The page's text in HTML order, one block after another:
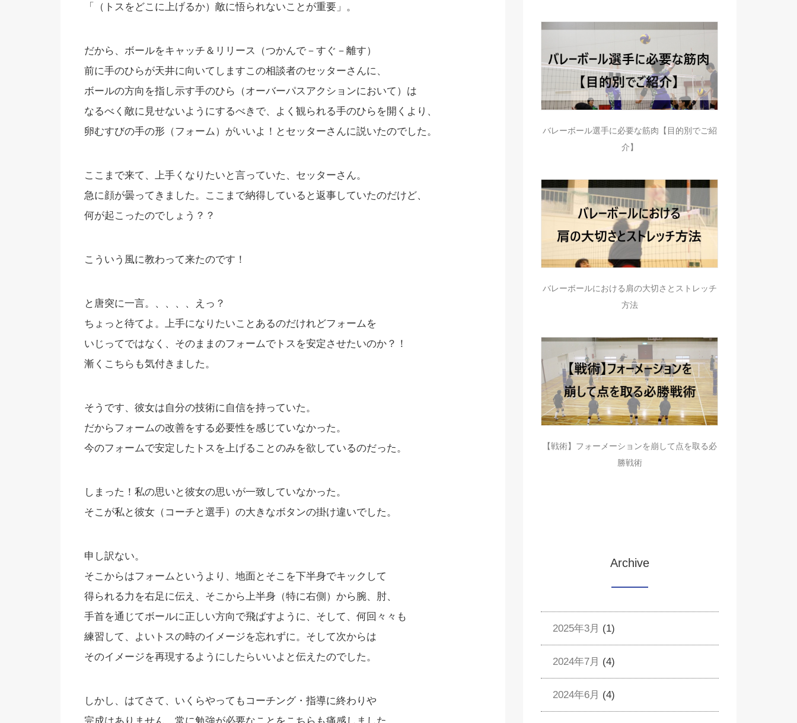
「（トスをどこに上げるか）敵に悟られないことが重要」。
だから、ボールをキャッチ＆リリース（つかんで－すぐ－離す）
前に手のひらが天井に向いてしますこの相談者のセッターさんに、
ボールの方向を指し示す手のひら（オーバーパスアクションにおいて）は
なるべく敵に見せないようにするべきで、よく観られる手のひらを開くより、
卵むすびの手の形（フォーム）がいいよ！とセッターさんに説いたのでした。
ここまで来て、上手くなりたいと言っていた、セッターさん。
急に顔が曇ってきました。ここまで納得していると返事していたのだけど、
何が起こったのでしょう？？
こういう風に教わって来たのです！
と唐突に一言。、、、、えっ？
ちょっと待てよ。上手になりたいことあるのだけれどフォームを
いじってではなく、そのままのフォームでトスを安定させたいのか？！
漸くこちらも気付きました。
そうです、彼女は自分の技術に自信を持っていた。
だからフォームの改善をする必要性を感じていなかった。
今のフォームで安定したトスを上げることのみを欲しているのだった。
しまった！私の思いと彼女の思いが一致していなかった。
そこが私と彼女（コーチと選手）の大きなボタンの掛け違いでした。
申し訳ない。
そこからはフォームというより、地面とそこを下半身でキックして
得られる力を右足に伝え、そこから上半身（特に右側）から腕、肘、
手首を通じてボールに正しい方向で飛ばすように、そして、何回々々も
練習して、よいトスの時のイメージを忘れずに。そして次からは
そのイメージを再現するようにしたらいいよと伝えたのでした。
しかし、はてさて、いくらやってもコーチング・指導に終わりや
完成はありません。常に勉強が必要なことをこちらも痛感しました。
バレーボール選手に必要な筋肉【目的別でご紹
介】
バレーボールにおける肩の大切さとストレッチ
方法
【戦術】フォーメーションを崩して点を取る必
勝戦術
Archive
2025年3月 (1)
2024年7月 (4)
2024年6月 (4)